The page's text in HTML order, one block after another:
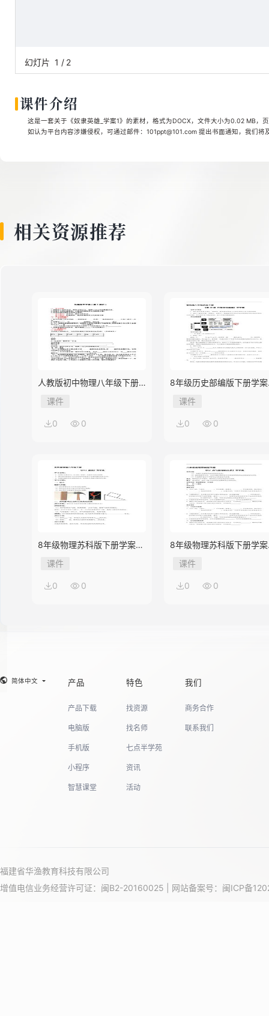
幻灯片 1 / 2
课件介绍
这是一套关于《奴隶英雄_学案1》的素材，格式为DOCX，文件大小为0.02 MB，
如认为平台内容涉嫌侵权，可通过邮件：101ppt@101.com 提出书面通知，我们将
相关资源推荐
人教版初中物理八年级下册
第3节 机械效率
课件
0 0
8年级历史部编版下册学案
《第18课 科技文化成就》
课件
0 0
8年级物理苏科版下册学案
《10.1 压强》
课件
0 0
8年级物理苏科版下册学案
《9.3 力与运动的关系》
课件
0 0
简体中文 产品
产品下载
电脑版
手机版
小程序
智慧课堂
特色
找资源
找名师
七点半学苑
资讯
活动
我们
商务合作
联系我们
福建省华渔教育科技有限公司
增值电信业务经营许可证：闽B2-20160025 | 网站备案号： 闽ICP备